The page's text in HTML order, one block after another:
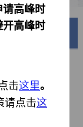
高峰时
开高峰时
击这里。
请点击这